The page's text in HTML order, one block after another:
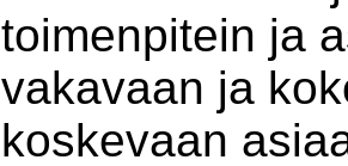
toimenpitein ja
vakavaan ja
koskevaan